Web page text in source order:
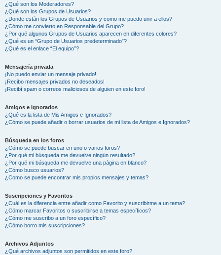
¿Qué son los Moderadores?
¿Qué son los Grupos de Usuarios?
¿Donde están los Grupos de Usuarios y como me puedo unir a ellos?
¿Cómo me convierto en Responsable del Grupo?
¿Por qué algunos Grupos de Usuarios aparecen en diferentes colores?
¿Qué es un “Grupo de Usuarios predeterminado”?
¿Qué es el enlace “El equipo”?
Mensajería privada
¡No puedo enviar un mensaje privado!
¡Recibo mensajes privados no deseados!
¡Recibí spam o correos maliciosos de alguien en este foro!
Amigos e Ignorados
¿Qué es la lista de Mis Amigos e Ignorados?
¿Cómo se puede añadir o borrar usuarios de mi lista de Amigos e Ignorados?
Búsqueda en los foros
¿Cómo se puede buscar en uno o varios foros?
¿Por qué mi búsqueda me devuelve ningún resultado?
¿Por qué mi búsqueda me devuelve una página en blanco?
¿Cómo busco usuarios?
¿Como se puede encontrar mis propios mensajes y temas?
Suscripciones y Favoritos
¿Cuál es la diferencia entre añadir como Favorito y suscribirme a un tema?
¿Cómo marcar Favoritos o suscribirse a temas específicos?
¿Cómo me suscribo a un foro específico?
¿Cómo borro mis suscripciones?
Archivos Adjuntos
¿Qué archivos adjuntos son permitidos en este foro?